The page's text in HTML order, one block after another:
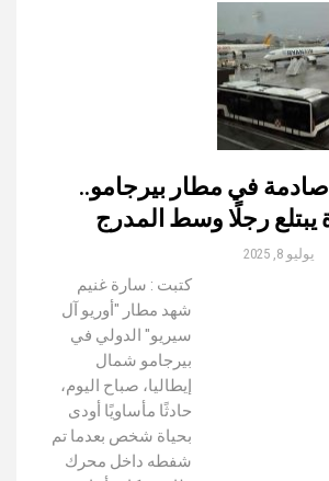
صادمة في مطار بيرجامو..
رجلًا وسط المدرج
يوليو 8, 2025
كتبت : سارة غنيم
شهد مطار "أوريو آل
سيريو" الدولي في
بيرجامو شمال
إيطاليا، صباح اليوم،
حادثًا مأساويًا أودى
بحياة شخص بعدما تم
شفطه داخل محرك